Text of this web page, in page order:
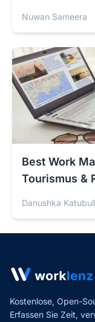
Nuwan Sameera
Best Work
Tourismus &
Danushka
Kostenlose, Open-
Erfassen Sie Zeit,